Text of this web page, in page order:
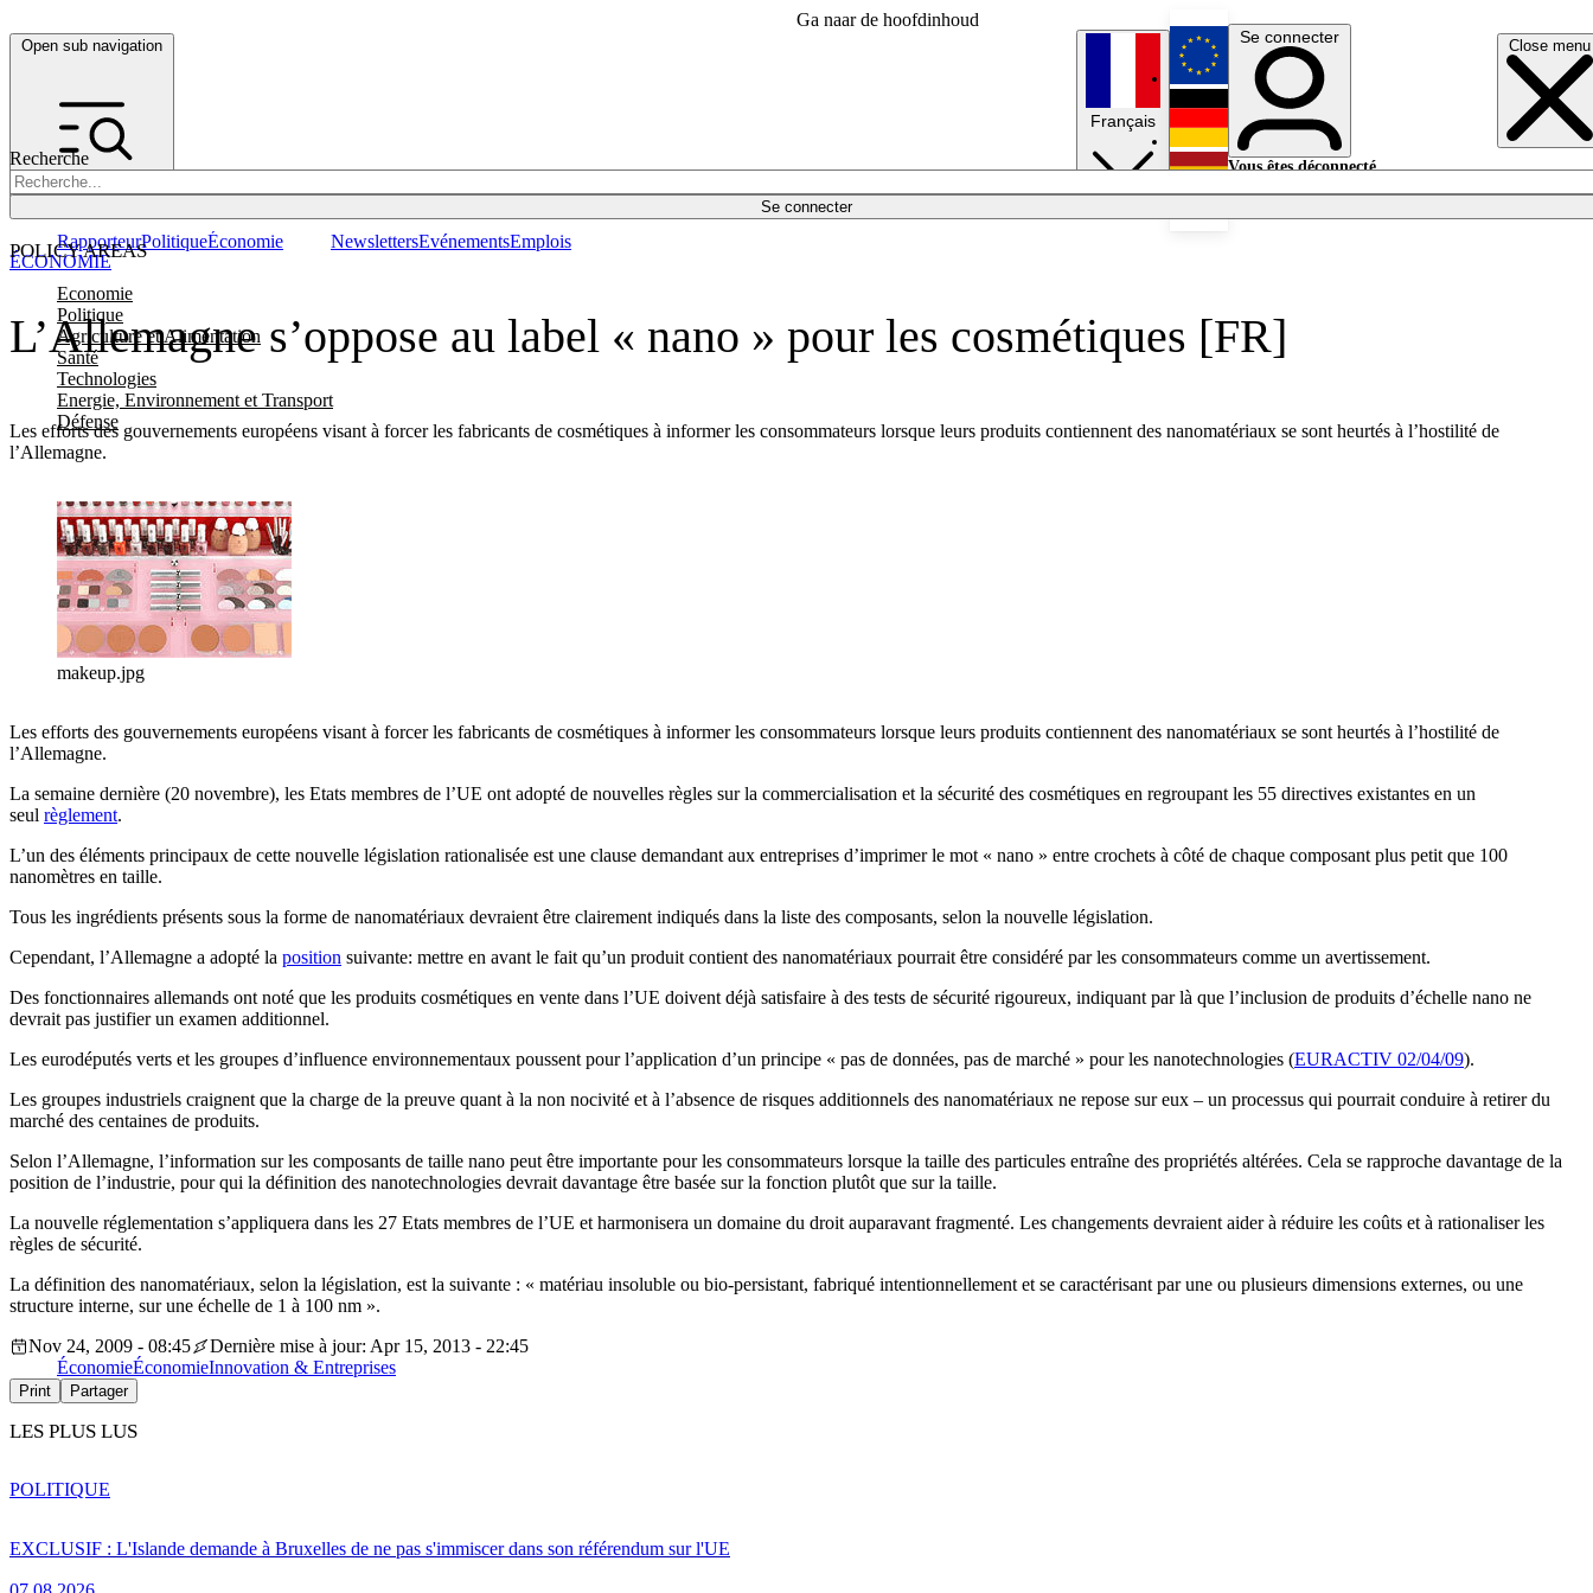
Ga naar de hoofdinhoud
Open sub navigation Close menu
Recherche
Se connecter
POLICY AREAS
Economie
Politique
Agriculture et Alimentation
Santé
Technologies
Energie, Environnement et Transport
Défense
RapporteurPolitiqueÉconomie NewslettersEvénementsEmplois
Français
English
Deutsch
Se connecter
Vous êtes déconnecté.
L’Allemagne s’oppose au label « nano » pour les cosmétiques [FR]
Les efforts des gouvernements européens visant à forcer les fabricants de cosmétiques à informer les consommateurs lorsque leurs produits contiennent des nanomatériaux se sont heurtés à l’hostilité de
l’Allemagne.
ÉCONOMIE
makeup.jpg
Les efforts des gouvernements européens visant à forcer les fabricants de cosmétiques à informer les consommateurs lorsque leurs produits contiennent des nanomatériaux se sont heurtés à l’hostilité de
l’Allemagne.
La semaine dernière (20 novembre), les Etats membres de l’UE ont adopté de nouvelles règles sur la commercialisation et la sécurité des cosmétiques en regroupant les 55 directives existantes en un
seul règlement.
L’un des éléments principaux de cette nouvelle législation rationalisée est une clause demandant aux entreprises d’imprimer le mot « nano » entre crochets à côté de chaque composant plus petit que 100
nanomètres en taille.
Tous les ingrédients présents sous la forme de nanomatériaux devraient être clairement indiqués dans la liste des composants, selon la nouvelle législation.
Cependant, l’Allemagne a adopté la position suivante: mettre en avant le fait qu’un produit contient des nanomatériaux pourrait être considéré par les consommateurs comme un avertissement.
Des fonctionnaires allemands ont noté que les produits cosmétiques en vente dans l’UE doivent déjà satisfaire à des tests de sécurité rigoureux, indiquant par là que l’inclusion de produits d’échelle nano ne
devrait pas justifier un examen additionnel.
Les eurodéputés verts et les groupes d’influence environnementaux poussent pour l’application d’un principe « pas de données, pas de marché » pour les nanotechnologies (EURACTIV 02/04/09).
Les groupes industriels craignent que la charge de la preuve quant à la non nocivité et à l’absence de risques additionnels des nanomatériaux ne repose sur eux – un processus qui pourrait conduire à retirer du
marché des centaines de produits.
Selon l’Allemagne, l’information sur les composants de taille nano peut être importante pour les consommateurs lorsque la taille des particules entraîne des propriétés altérées. Cela se rapproche davantage de la
position de l’industrie, pour qui la définition des nanotechnologies devrait davantage être basée sur la fonction plutôt que sur la taille.
La nouvelle réglementation s’appliquera dans les 27 Etats membres de l’UE et harmonisera un domaine du droit auparavant fragmenté. Les changements devraient aider à réduire les coûts et à rationaliser les
règles de sécurité.
La définition des nanomatériaux, selon la législation, est la suivante : « matériau insoluble ou bio-persistant, fabriqué intentionnellement et se caractérisant par une ou plusieurs dimensions externes, ou une
structure interne, sur une échelle de 1 à 100 nm ».
Nov 24, 2009 - 08:45
Dernière mise à jour: Apr 15, 2013 - 22:45
ÉconomieÉconomieInnovation & Entreprises
Print Partager
LES PLUS LUS
EXCLUSIF : L'Islande demande à Bruxelles de ne pas s'immiscer dans son référendum sur l'UE
POLITIQUE